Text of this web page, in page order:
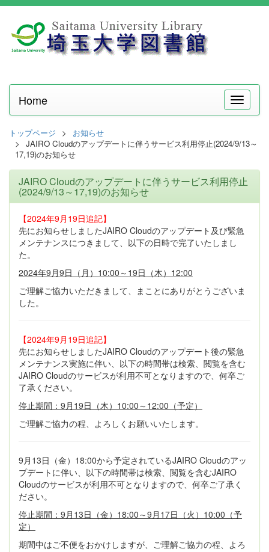
メ
ニ
Home
トップページ
お知らせ
JAIRO Cloudのアップデートに伴うサービス利用停止(2024/9/13～
17,19)のお知らせ
JAIRO Cloudのアップデートに伴うサービス利用停止
(2024/9/13～17,19)のお知らせ
【2024年9月19日追記】
先にお知らせしましたJAIRO Cloudのアップデート及び緊急
メンテナンスにつきまして、以下の日時で完了いたしまし
た。
2024年9月9日（月）10:00～19日（木）12:00
ご理解ご協力いただきまして、まことにありがとうございま
した。
【2024年9月19日追記】
先にお知らせしましたJAIRO Cloudのアップデート後の緊急
メンテナンス実施に伴い、以下の時間帯は検索、閲覧を含む
JAIRO Cloudのサービスが利用不可となりますので、何卒ご
了承ください。
停止期間：9月19日（木）10:00～12:00（予定）
ご理解ご協力の程、よろしくお願いいたします。
9月13日（金）18:00から予定されているJAIRO Cloudのアッ
プデートに伴い、以下の時間帯は検索、閲覧を含むJAIRO
Cloudのサービスが利用不可となりますので、何卒ご了承く
ださい。
停止期間：9月13日（金）18:00～9月17日（火）10:00（予
定）
期間中はご不便をおかけしますが、ご理解ご協力の程、よろ